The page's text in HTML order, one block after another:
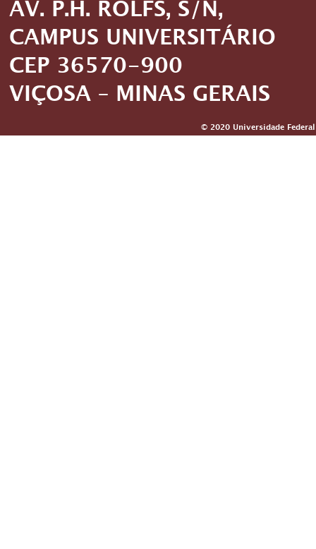
AV. P.H. ROLFS, S/N,
CAMPUS UNIVERSITÁRIO
CEP 36570-900
VIÇOSA – MINAS GERAIS
© 2020 Universidade